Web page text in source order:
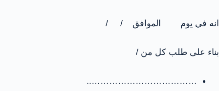
انه في يوم الموافق / /
بناء على طلب كل من /
………………………………..